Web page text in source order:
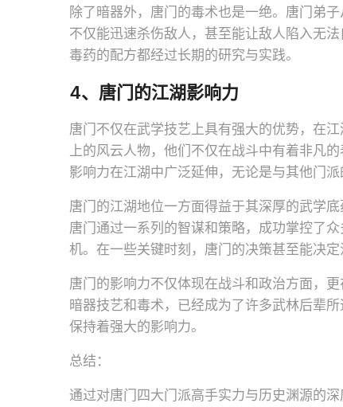
除了暗器外，唐门的毒术也是一绝。唐门弟
不仅能迅速杀伤敌人，甚至能让敌人陷入无
毒药的配方都经过长期的研究与实践。
4、唐门的江湖影响力
唐门不仅在武学技艺上具有强大的优势，在
上的风云人物，他们不仅在战斗中有着非凡
影响力在江湖中广泛延伸，无论是与其他门
唐门的江湖地位一方面得益于其深厚的武学
唐门通过一系列的智谋和策略，成功掌控了
机。在一些关键时刻，唐门的决策甚至能决定
唐门的影响力不仅体现在战斗和政治方面，
暗器技艺和毒术，已经成为了许多武林后辈
保持着强大的影响力。
总结：
通过对唐门四大门派高手实力与历史渊源的